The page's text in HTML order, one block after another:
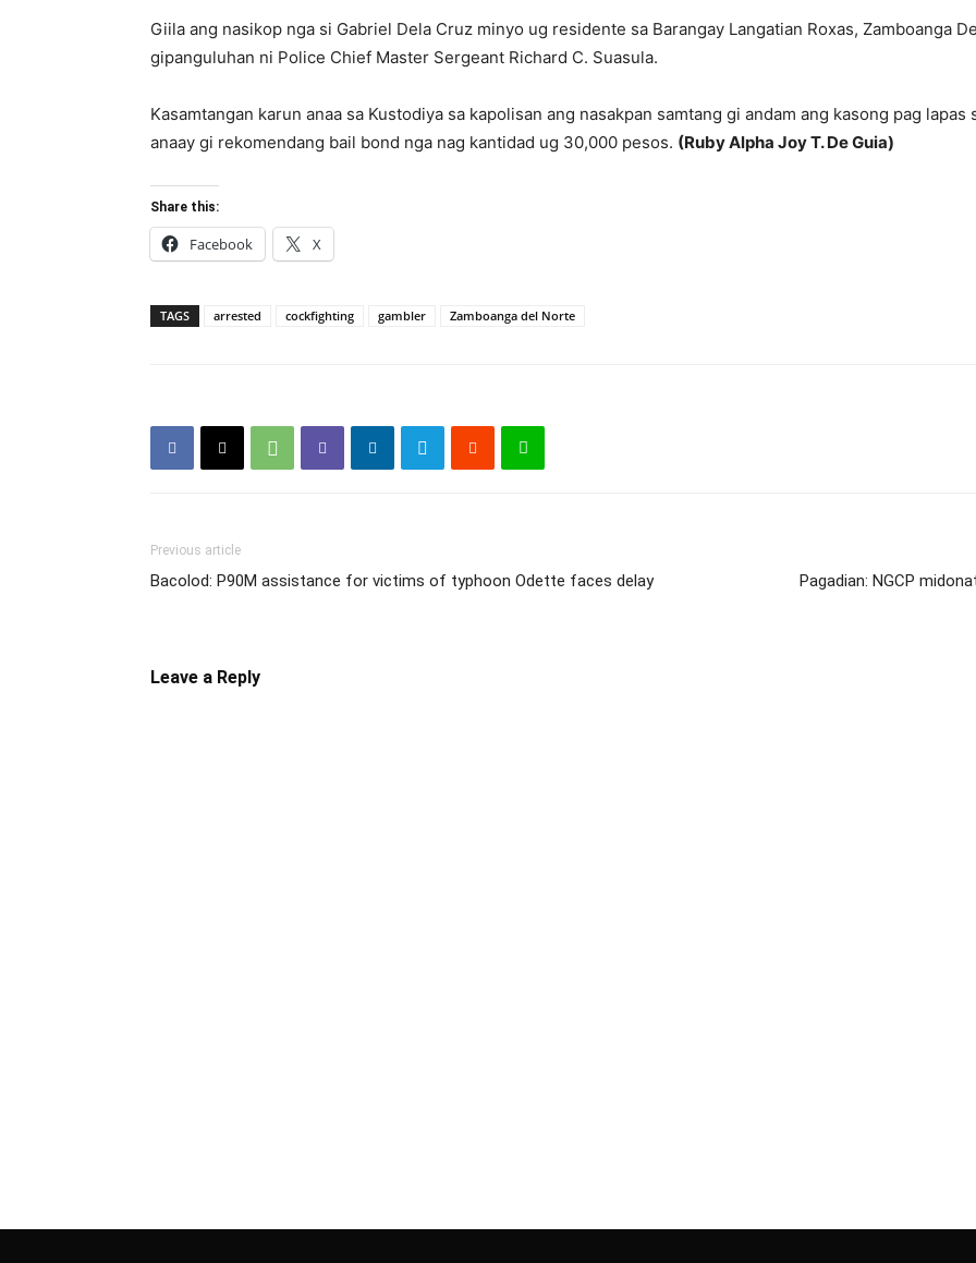
Giila ang nasikop nga si Gabriel Dela Cruz minyo ug residente sa Barangay Langatian Roxas, Zamboanga
gipanguluhan ni Police Chief Master Sergeant Richard C. Suasula.
Kasamtangan karun anaa sa Kustodiya sa kapolisan ang nasakpan samtang gi andam ang kasong pag
anaay gi rekomendang bail bond nga nag kantidad ug 30,000 pesos. (Ruby Alpha Joy T. De Guia)
Share this:
Facebook X
TAGS arrested cockfighting gambler Zamboanga del Norte
Previous article
Bacolod: P90M assistance for victims of typhoon Odette faces delay Pagadian: NGCP
Leave a Reply